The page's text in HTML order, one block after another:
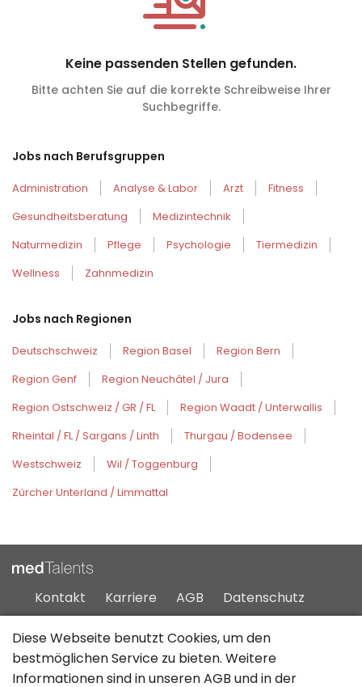
Keine passenden Stellen gefunden.
Bitte achten Sie auf die korrekte Schreibweise Ihrer
Suchbegriffe.
Jobs nach Berufsgruppen
Administration Analyse & Labor Arzt
Fitness
Gesundheitsberatung
Medizintechnik
Naturmedizin
Pflege Psychologie
Tiermedizin
Wellness
Zahnmedizin
Jobs nach Regionen
Deutschschweiz Region Basel
Region Bern
Region Genf
Region Neuchâtel / Jura
Region Ostschweiz / GR / FL
Region Waadt / Unterwallis
Rheintal / FL / Sargans / Linth
Thurgau / Bodensee
Westschweiz
Wil / Toggenburg
Zürcher Unterland / Limmattal
Kontakt Karriere AGB
Datenschutz
Impressum
Sitemap
Diese Webseite benutzt Cookies, um den
bestmöglichen Service zu bieten. Weitere
Informationen sind in unserenAGB und in der